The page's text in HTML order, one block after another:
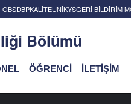
OBSDBPKALİTEUNİKYSGERİ BİLDİRİM
Bölümü
ÖĞRENCİ İLETİŞİM